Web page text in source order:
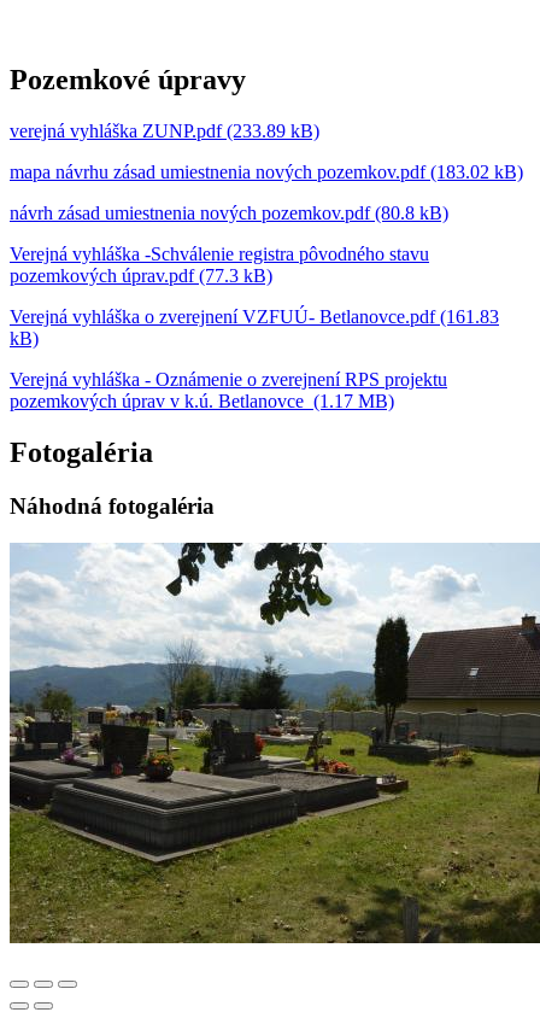
Pozemkové úpravy
verejná vyhláška ZUNP.pdf (233.89 kB)
mapa návrhu zásad umiestnenia nových pozemkov.pdf (183.02 kB)
návrh zásad umiestnenia nových pozemkov.pdf (80.8 kB)
Verejná vyhláška -Schválenie registra pôvodného stavu
pozemkových úprav.pdf (77.3 kB)
Verejná vyhláška o zverejnení VZFUÚ- Betlanovce.pdf (161.83
kB)
Verejná vyhláška - Oznámenie o zverejnení RPS projektu
pozemkových úprav v k.ú. Betlanovce (1.17 MB)
Fotogaléria
Náhodná fotogaléria